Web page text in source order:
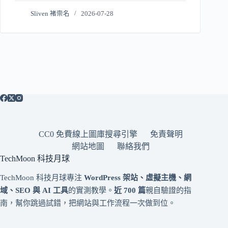
Sliven 褚崇名 2026-07-28
CC0 免費線上圖庫搜尋引擎
免責聲明
網站地圖
聯絡我們
TechMoon 科技月球
TechMoon 科技月球專注 WordPress 架站、虛擬主機、網
域、SEO 與 AI 工具的實測教學。 近 700 篇親自驗證的指
南，幫你跳過試錯，把網站與工作流程一次做到位。